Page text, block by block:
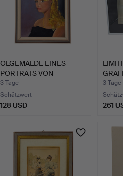
ÖLGEMÄLDE EINES
PORTRÄTS VON
BRIGITTE BARD…
3 Tage
Schätzwert
128 USD
CSI,
3 Tage
261